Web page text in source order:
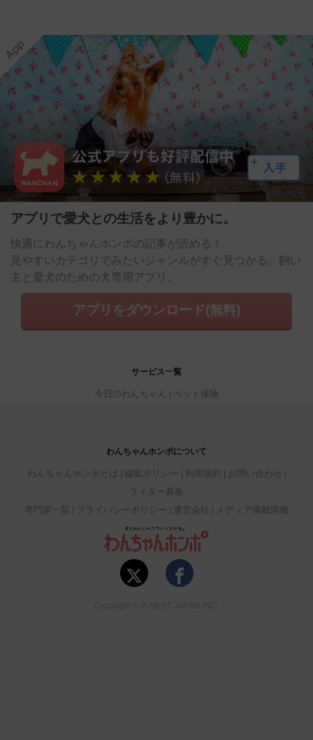
アプリで愛犬との生活をより豊かに。
快適にわんちゃんホンポの記事が読める！
見やすいカテゴリでみたいジャンルがすぐ見つかる。飼い
主と愛犬のための犬専用アプリ。
アプリをダウンロード(無料)
サービス一覧
今日のわんちゃん ペット保険
わんちゃんホンポについて
わんちゃんホンポとは 編集ポリシー 利用規約
お問い合わせ
ライター募集
専門家一覧
プライバシーポリシー 運営会社 メディア掲載情報